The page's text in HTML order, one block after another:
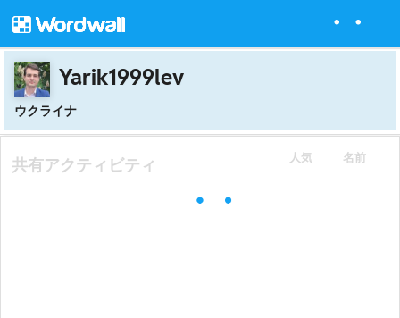
Yarik1999lev
ウクライナ
人気 名前
共有アクティビティ